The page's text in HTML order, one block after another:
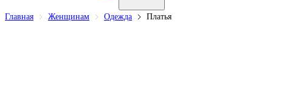
Главная Женщинам Одежда Платья